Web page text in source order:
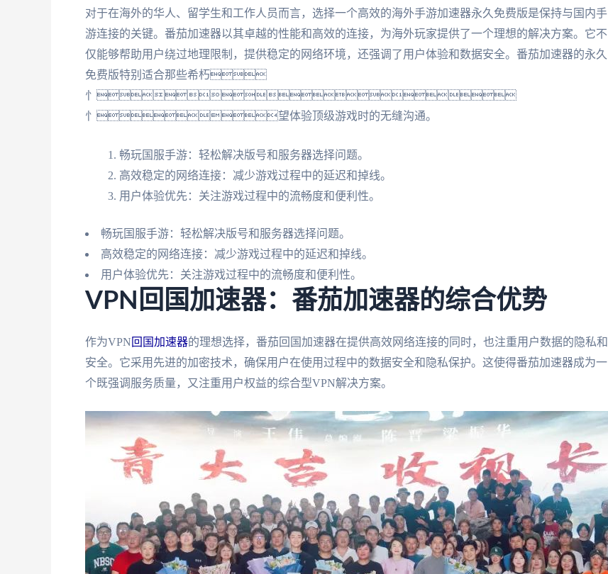
对于在海外的华人、留学生和工作人员而言，选择一个高效的海外手游加速器永久免费版是保持与国内手
游连接的关键。番茄加速器以其卓越的性能和高效的连接，为海外玩家提供了一个理想的解决方案。它不
仅能够帮助用户绕过地理限制，提供稳定的网络环境，还强调了用户体验和数据安全。番茄加速器的永久
免费版特别适合那些希朽
忄
忄望体验顶级游戏时的无缝沟通。
畅玩国服手游：轻松解决版号和服务器选择问题。
高效稳定的网络连接：减少游戏过程中的延迟和掉线。
用户体验优先：关注游戏过程中的流畅度和便利性。
畅玩国服手游：轻松解决版号和服务器选择问题。
高效稳定的网络连接：减少游戏过程中的延迟和掉线。
用户体验优先：关注游戏过程中的流畅度和便利性。
VPN回国加速器：番茄加速器的综合优势
作为VPN回国加速器的理想选择，番茄回国加速器在提供高效网络连接的同时，也注重用户数据的隐私和
安全。它采用先进的加密技术，确保用户在使用过程中的数据安全和隐私保护。这使得番茄加速器成为一
个既强调服务质量，又注重用户权益的综合型VPN解决方案。